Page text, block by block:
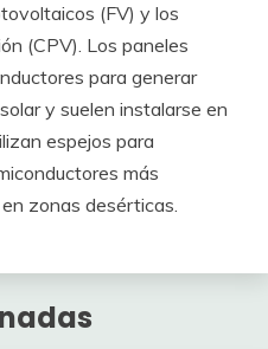
(FV) y los
(CPV). Los paneles
para generar
y suelen instalarse en
espejos para
más
zonas desérticas.